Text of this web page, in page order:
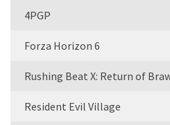
4PGP
Forza Horizon 6
Rushing Beat X: Return of
Resident Evil Village